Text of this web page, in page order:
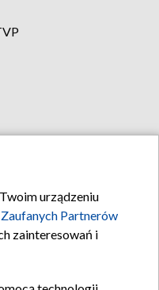
urządzeniu
Zaufanych Partnerów
zainteresowań i